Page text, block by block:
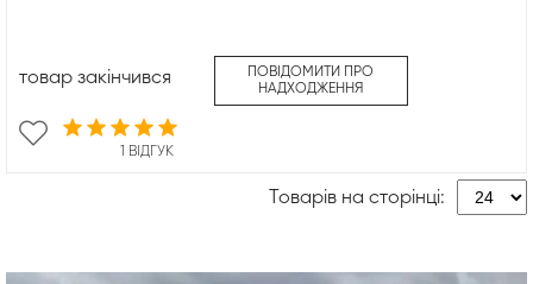
1 ВІДГУК
товар закінчився
ПОВІДОМИТИ ПРО
НАДХОДЖЕННЯ
Товарів на сторінці: